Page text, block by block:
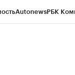
AutonewsРБК